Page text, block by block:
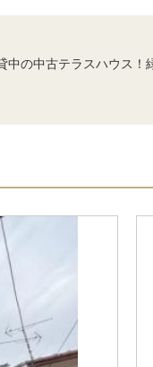
の中古テラスハウス！